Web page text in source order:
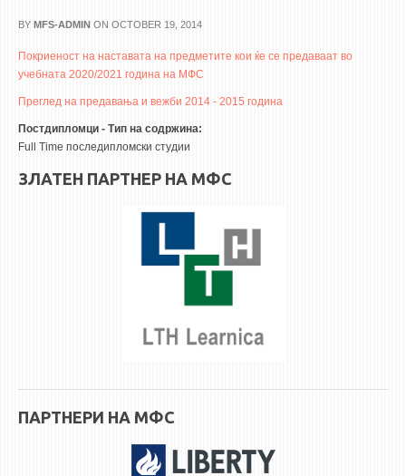
ИЗВЕСТУВАЊА
НАСТАВЕН КАДАР
ВОНРЕДНИ ПРОФ.
I ЦИКЛУС - ДОДИПЛОМСКИ
II ЦИКЛУС - ПОСЛЕДИПЛОМСКИ
III ЦИКЛУС - ДОКТОРСКИ
BY MFS-ADMIN ON OCTOBER 19, 2014
Покриеност на наставата на предметите кои ќе се предаваат во
учебната 2020/2021 година на МФС
Преглед на предавања и вежби 2014 - 2015 година
Постдипломци - Тип на содржина:
Full Time последипломски студии
ЗЛАТЕН ПАРТНЕР НА МФС
ПАРТНЕРИ НА МФС